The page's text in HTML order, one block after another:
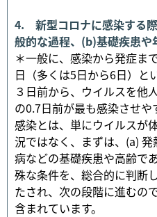
4. 新型コロナに感染する
般的な過程、(b)基礎疾患や
＊一般に、感染から発症ま
日（多くは5日から6日）と
３日前から、ウイルスを他
の0.7日前が最も感染させや
感染とは、単にウイルスが
況ではなく、まずは、(a)
病などの基礎疾患や高齢で
殊な条件を、総合的に判断
たされ、次の段階に進むの
含まれています。